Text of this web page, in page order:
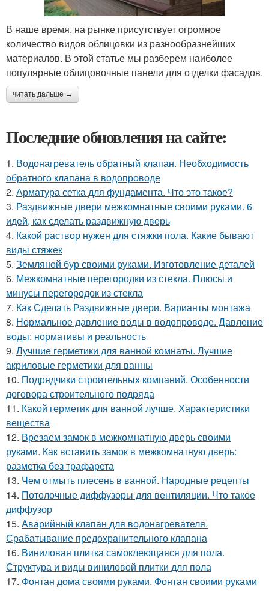
В наше время, на рынке присутствует огромное
количество видов облицовки из разнообразнейших
материалов. В этой статье мы разберем наиболее
популярные облицовочные панели для отделки фасадов.
читать дальше →
Последние обновления на сайте:
1. Водонагреватель обратный клапан. Необходимость
обратного клапана в водопроводе
2. Арматура сетка для фундамента. Что это такое?
3. Раздвижные двери межкомнатные своими руками. 6
идей, как сделать раздвижную дверь
4. Какой раствор нужен для стяжки пола. Какие бывают
виды стяжек
5. Земляной бур своими руками. Изготовление деталей
6. Межкомнатные перегородки из стекла. Плюсы и
минусы перегородок из стекла
7. Как Сделать Раздвижные двери. Варианты монтажа
8. Нормальное давление воды в водопроводе. Давление
воды: нормативы и реальность
9. Лучшие герметики для ванной комнаты. Лучшие
акриловые герметики для ванны
10. Подрядчики строительных компаний. Особенности
договора строительного подряда
11. Какой герметик для ванной лучше. Характеристики
вещества
12. Врезаем замок в межкомнатную дверь своими
руками. Как вставить замок в межкомнатную дверь:
разметка без трафарета
13. Чем отмыть плесень в ванной. Народные рецепты
14. Потолочные диффузоры для вентиляции. Что такое
диффузор
15. Аварийный клапан для водонагревателя.
Срабатывание предохранительного клапана
16. Виниловая плитка самоклеющаяся для пола.
Структура и виды виниловой плитки для пола
17. Фонтан дома своими руками. Фонтан своими руками